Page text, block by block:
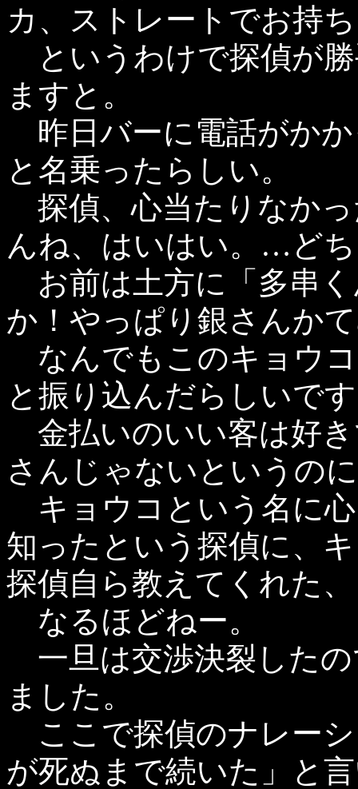
カ、ストレートでお持
というわけで探偵が
ますと。
昨日バーに電話がか
と名乗ったらしい。
探偵、心当たりなか
んね、はいはい。…ど
お前は土方に「多串
か！やっぱり銀さんか
なんでもこのキョウ
と振り込んだらしいで
金払いのいい客は好
さんじゃないというの
キョウコという名に
知ったという探偵に、
探偵自ら教えてくれた
なるほどねー。
一旦は交渉決裂した
ました。
ここで探偵のナレー
が死ぬまで続いた」と